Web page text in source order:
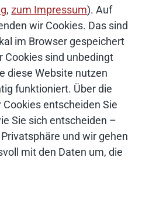
,zum Impressum). Auf
wir Cookies. Das sind
im Browser gespeichert
Cookies sind unbedingt
diese Website nutzen
funktioniert. Über die
entscheiden Sie
Sie sich entscheiden –
und wir gehen
mit den Daten um, die